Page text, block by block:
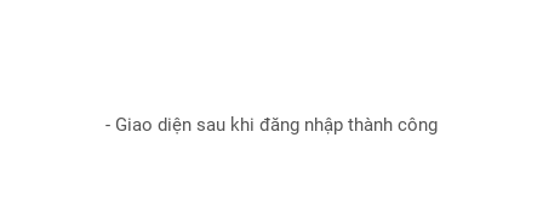
- Giao diện sau khi đăng nhập thành công